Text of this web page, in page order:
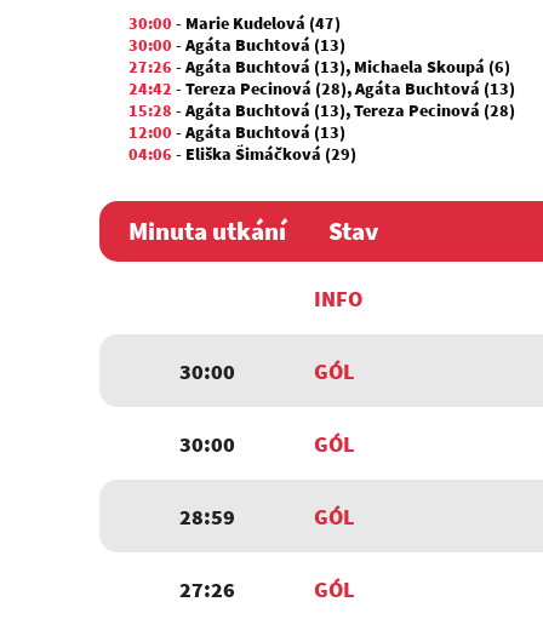
30:00 - Marie Kudelová (47)
30:00 -Agáta Buchtová (13)
27:26 -Agáta Buchtová (13), Michaela Skoupá (6)
24:42 -Tereza Pecinová (28),Agáta Buchtová (13)
15:28 -Agáta Buchtová (13),Tereza Pecinová (28)
12:00 -Agáta Buchtová (13)
04:06 - Eliška Šimáčková (29)
Minuta utkání Stav
INFO
30:00 GÓL
30:00 GÓL
28:59 GÓL
27:26 GÓL